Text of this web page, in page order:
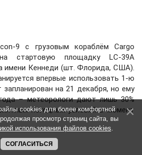
9 с грузовым кораблём Cargo
стартовую площадку LC-39A
имени Кеннеди (шт. Флорида, США).
впервые использовать 1-ю
запланирован на 21 декабря, но ему
– метеорологи дают лишь 30%
погодных условий в момент
cookies для более комфортной
просмотр страниц сайта, вы
использования файлов cookies.
СОГЛАСИТЬСЯ